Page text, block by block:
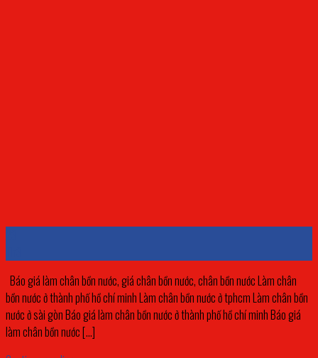
Báo giá làm chân bồn nước, giá chân bồn nước, chân bồn nước Làm chân
bồn nước ở thành phố hồ chí minh Làm chân bồn nước ở tphcm Làm chân bồn
nước ở sài gòn Báo giá làm chân bồn nước ở thành phố hồ chí minh Báo giá
làm chân bồn nước […]